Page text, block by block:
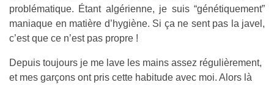
problématique. Étant algérienne, je suis “génétiquement”
maniaque en matière d’hygiène. Si ça ne sent pas la javel,
c’est que ce n’est pas propre !
Depuis toujours je me lave les mains assez régulièrement,
et mes garçons ont pris cette habitude avec moi. Alors là